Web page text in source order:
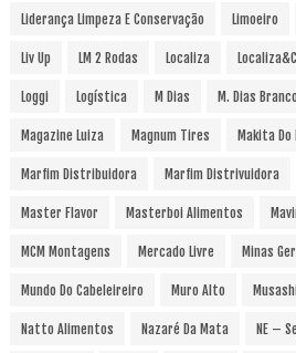
Liderança Limpeza E Conservação Limoeiro
Liv Up LM 2 Rodas Localiza
Loggi Logística M Dias M. Dias Branco
Magazine Luiza Magnum Tires Makita Do
Marfim Distribuidora Marfim Distrivuidora
Master Flavor Masterboi Alimentos
MCM Montagens Mercado Livre Minas
Mundo Do Cabeleireiro Muro Alto
Natto Alimentos Nazaré Da Mata NE –